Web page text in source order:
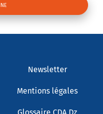
Newsletter
Mentions légales